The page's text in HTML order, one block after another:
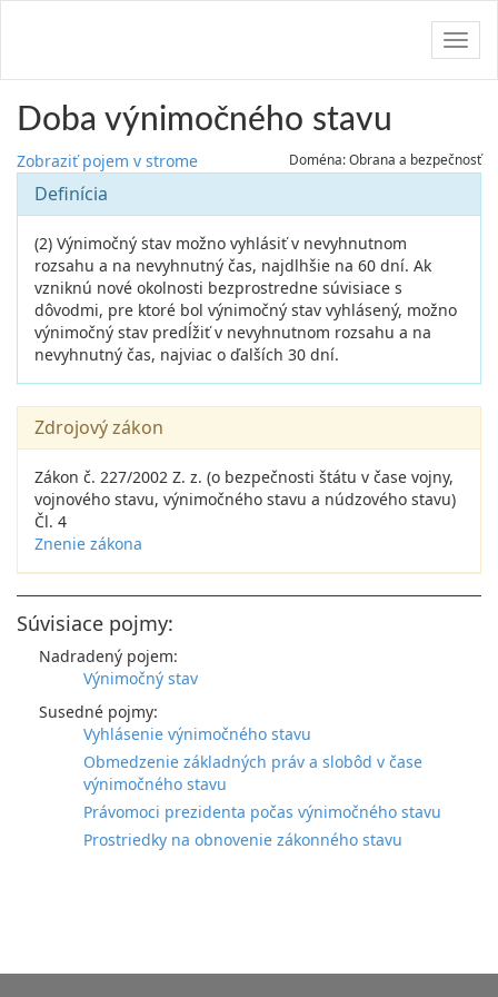
Doba výnimočného stavu
Zobraziť pojem v strome Doména: Obrana a bezpečnosť
Definícia
(2) Výnimočný stav možno vyhlásiť v nevyhnutnom
rozsahu a na nevyhnutný čas, najdlhšie na 60 dní. Ak
vzniknú nové okolnosti bezprostredne súvisiace s
dôvodmi, pre ktoré bol výnimočný stav vyhlásený, možno
výnimočný stav predĺžiť v nevyhnutnom rozsahu a na
nevyhnutný čas, najviac o ďalších 30 dní.
Zdrojový zákon
Zákon č. 227/2002 Z. z. (o bezpečnosti štátu v čase vojny,
vojnového stavu, výnimočného stavu a núdzového stavu)
Čl. 4
Znenie zákona
Súvisiace pojmy:
Nadradený pojem:
Výnimočný stav
Susedné pojmy:
Vyhlásenie výnimočného stavu
Obmedzenie základných práv a slobôd v čase
výnimočného stavu
Právomoci prezidenta počas výnimočného stavu
Prostriedky na obnovenie zákonného stavu